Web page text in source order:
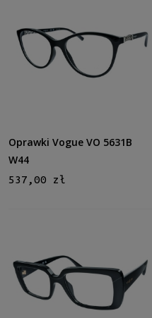
Oprawki Vogue VO 5631B
W44
537,00 zł